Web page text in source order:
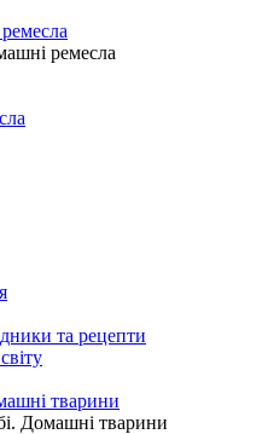
ремесла
та рецепти
тварини
Домашні тварини